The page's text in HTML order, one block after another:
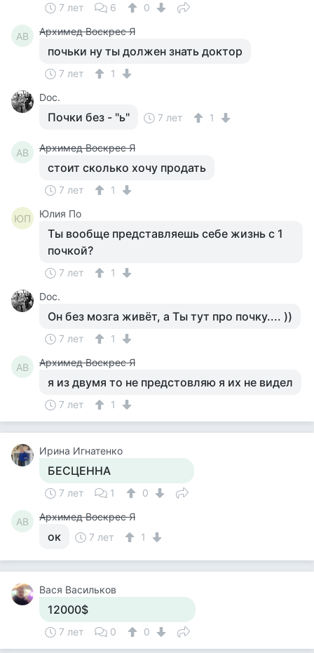
7 лет 6 0
АВ Архимед Воскрес Я
почьки ну ты должен знать доктор
7 лет
1
Doc.
Почки без - "ь" 7 лет 1
АВ Архимед Воскрес Я
стоит сколько хочу продать
7 лет 1
ЮП Юлия По
Ты вообще представляешь себе жизнь с 1
почкой?
7 лет
1
Doc.
Он без мозга живёт, а Ты тут про почку.... ))
7 лет 1
АВ Архимед Воскрес Я
я из двумя то не предстовляю я их не видел
7 лет 1
Ирина Игнатенко
БЕСЦЕННА
7 лет 1 0
АВ Архимед Воскрес Я
ок 7 лет 1
Вася Васильков
12000$
7 лет 0 0